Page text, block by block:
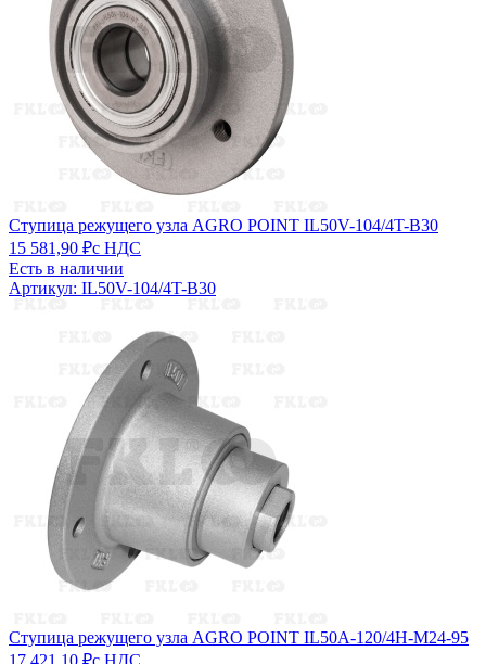
Ступица режущего узла AGRO POINT IL50V-104/4T-B30
15 581,90 ₽с НДС
Есть в наличии
Артикул: IL50V-104/4T-B30
Ступица режущего узла AGRO POINT IL50A-120/4H-M24-95
17 421,10 ₽с НДС